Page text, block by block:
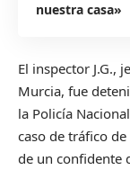
nuestra casa»
El inspector J.G.,
Murcia, fue
la Policía
caso de tráfico
de un confidente